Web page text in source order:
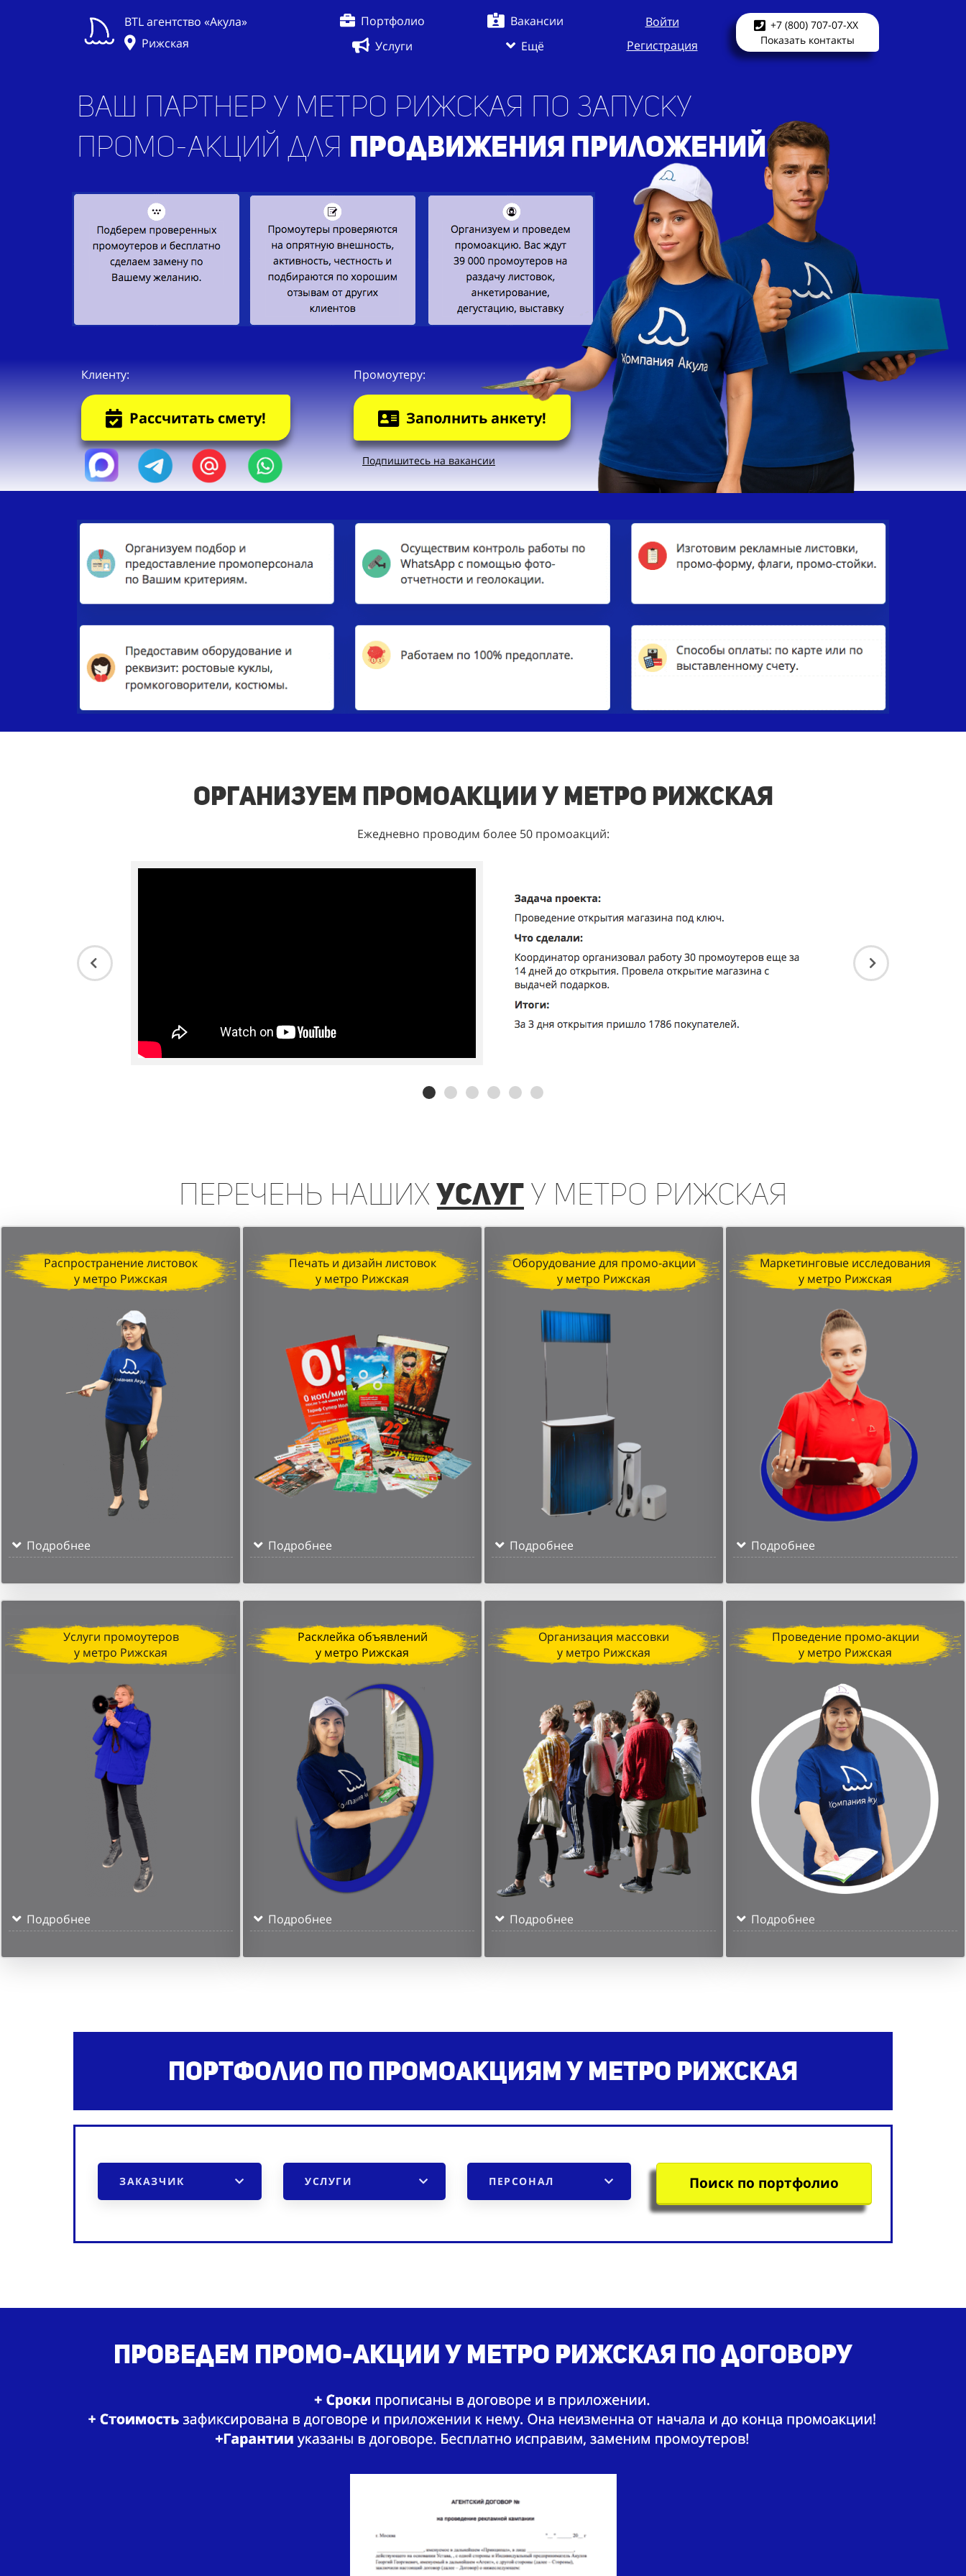
BTL агентство «Акула»
Рижская
Портфолио
Вакансии
Услуги
Ещё
Войти
Регистрация
+7 (800) 707-07-XX
Показать контакты
Ваш партнер у метро Рижская по запуску
промо-акций для продвижения прил
Клиенту:
Рассчитать смету!
Промоутеру:
Заполнить анкету!
Подпишитесь на вакансии
Организуем промоакции у метро Рижская
Ежедневно проводим более 50 промоакций:
Перечень нашихуслуг у метро Рижская
Распространение листовок
у метро Рижская
Подробнее
Печать и дизайн листовок
у метро Рижская
Подробнее
Оборудование для промо-акции
у метро Рижская
Подробнее
Маркетинговые исследования
у метро Рижская
Подробнее
Услуги промоутеров
у метро Рижская
Подробнее
Расклейка объявлений
у метро Рижская
Подробнее
Организация массовки
у метро Рижская
Подробнее
Проведение промо-акции
у метро Рижская
Подробнее
Портфолио по промоакцияму метро Рижская
ЗАКАЗЧИК УСЛУГИ ПЕРСОНАЛ Поиск по портфолио
Проведем промо-акции у метро Рижская по договору